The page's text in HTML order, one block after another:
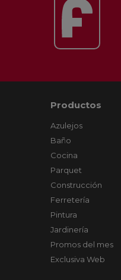
Productos
Azulejos
Baño
Cocina
Parquet
Construcción
Ferretería
Pintura
Jardinería
Promos del mes
Exclusiva Web